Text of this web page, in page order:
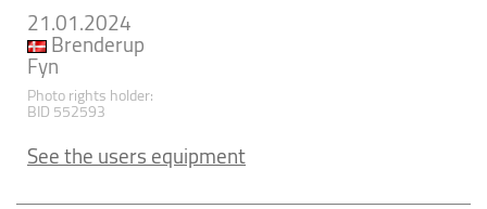
21.01.2024
Brenderup
Fyn
Photo rights holder:
BID 552593
See the users equipment